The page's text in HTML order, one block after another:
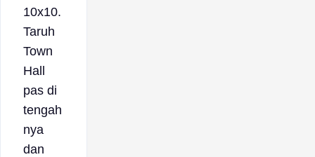
10x10.
Taruh
Town
Hall
pas di
tengah
nya
dan